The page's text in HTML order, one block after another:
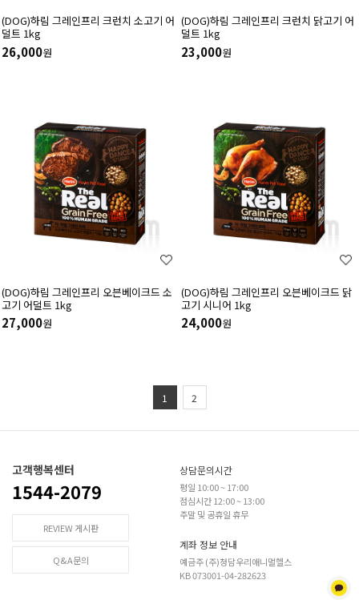
(DOG)하림 그레인프리 크런치 소고기 어
덜트 1kg
26,000원
(DOG)하림 그레인프리 크런치 닭고기 어
덜트 1kg
23,000원
(DOG)하림 그레인프리 오븐베이크드 소
고기 어덜트 1kg
27,000원
(DOG)하림 그레인프리 오븐베이크드 닭
고기 시니어 1kg
24,000원
1 2
고객행복센터
1544-2079
REVIEW 게시판
Q&A문의
상담문의시간
평일 10:00 ~ 17:00
점심시간 12:00 ~ 13:00
주말 및 공휴일 휴무
계좌 정보 안내
예금주 (주)청담우리애니멀헬스
KB 073001-04-282623